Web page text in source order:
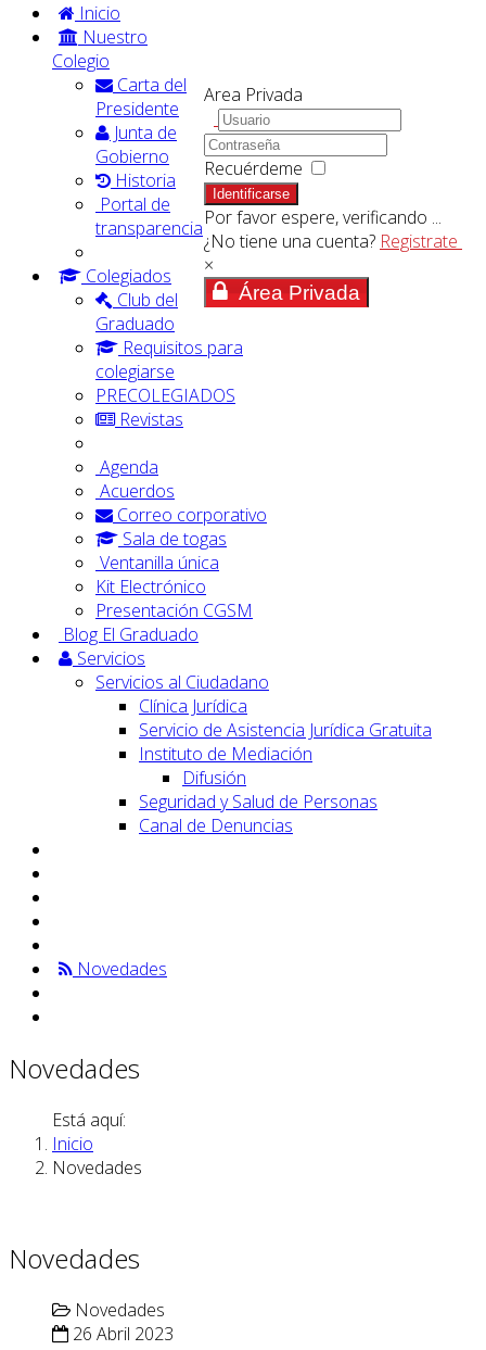
Area Privada
Recuérdeme
Identificarse
Por favor espere, verificando ...
¿No tiene una cuenta? Registrate
×
Área Privada
Inicio
Nuestro
Colegio
Carta del
Presidente
Junta de
Gobierno
Historia
Portal de
transparencia
Colegiados
Club del
Graduado
Requisitos para
colegiarse
PRECOLEGIADOS
Revistas
Agenda
Acuerdos
Correo corporativo
Sala de togas
Ventanilla única
Kit Electrónico
Presentación CGSM
Blog El Graduado
Servicios
Servicios al Ciudadano
Clínica Jurídica
Servicio de Asistencia Jurídica Gratuita
Instituto de Mediación
Difusión
Seguridad y Salud de Personas
Canal de Denuncias
Novedades
Novedades
Está aquí:
Inicio
Novedades
Novedades
Novedades
26 Abril 2023